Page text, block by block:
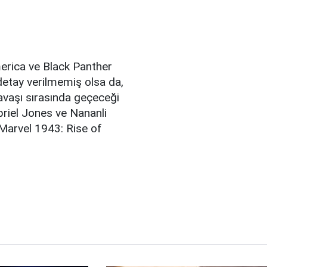
ve Black Panther
verilmemiş olsa da,
sırasında geçeceği
Jones ve Nananli
1943: Rise of